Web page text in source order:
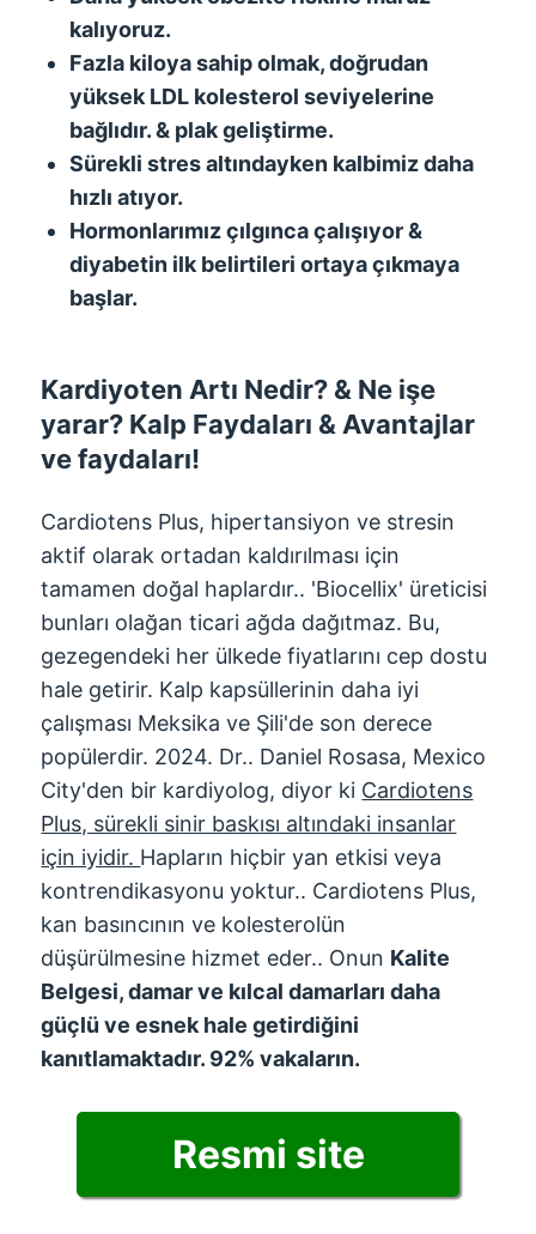
kalıyoruz.
Fazla kiloya sahip olmak, doğrudan
yüksek LDL kolesterol seviyelerine
bağlıdır. & plak geliştirme.
Sürekli stres altındayken kalbimiz daha
hızlı atıyor.
Hormonlarımız çılgınca çalışıyor &
diyabetin ilk belirtileri ortaya çıkmaya
başlar.
Kardiyoten Artı Nedir? & Ne işe
yarar? Kalp Faydaları & Avantajlar
ve faydaları!
Cardiotens Plus, hipertansiyon ve stresin
aktif olarak ortadan kaldırılması için
tamamen doğal haplardır.. 'Biocellix' üreticisi
bunları olağan ticari ağda dağıtmaz. Bu,
gezegendeki her ülkede fiyatlarını cep dostu
hale getirir. Kalp kapsüllerinin daha iyi
çalışması Meksika ve Şili'de son derece
popülerdir. 2024. Dr.. Daniel Rosasa, Mexico
City'den bir kardiyolog, diyor ki Cardiotens
Plus, sürekli sinir baskısı altındaki insanlar
için iyidir. Hapların hiçbir yan etkisi veya
kontrendikasyonu yoktur.. Cardiotens Plus,
kan basıncının ve kolesterolün
düşürülmesine hizmet eder.. Onun Kalite
Belgesi, damar ve kılcal damarları daha
güçlü ve esnek hale getirdiğini
kanıtlamaktadır. 92% vakaların.
Resmi site